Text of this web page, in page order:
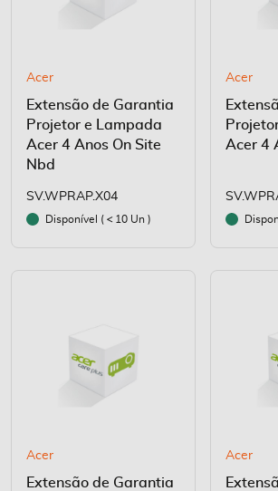
Acer
Extensão de Garantia
Projetor e Lampada
Acer 4 Anos On Site
Nbd
SV.WPRAP.X04
Disponível ( 10 Un )
Acer
Acer 4
Acer
Extensão de Garantia
Acer